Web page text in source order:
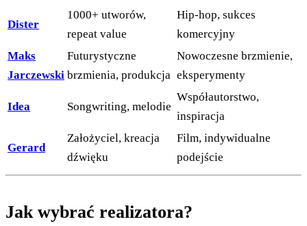
Dister
1000+ utworów,
repeat value
Hip-hop, sukces
komercyjny
Maks
Jarczewski
Futurystyczne
brzmienia, produkcja
Nowoczesne brzmienie,
eksperymenty
Idea Songwriting, melodie
Współautorstwo,
inspiracja
Gerard
Założyciel, kreacja
dźwięku
Film, indywidualne
podejście
Jak wybrać realizatora?